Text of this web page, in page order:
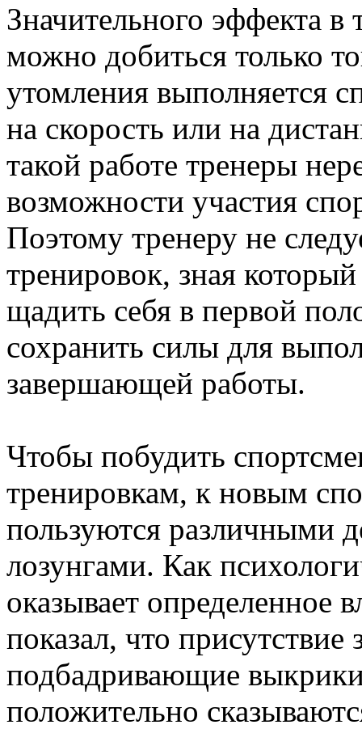
Значительного эффекта
можно добиться только
утомления выполняется
на скорость или на
такой работе тренеры
возможности участия
Поэтому тренеру не
тренировок, зная
щадить себя в первой
сохранить силы для
завершающей работы.
Чтобы побудить
тренировкам, к новым
пользуются различными
лозунгами. Как
оказывает определенное
показал, что
подбадривающие
положительно